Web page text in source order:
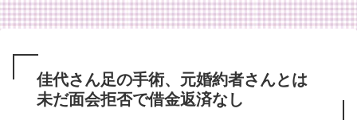
佳代さん足の手術、元婚約者さんとは
未だ面会拒否で借金返済なし